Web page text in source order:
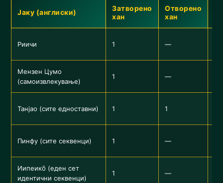
Јаку (англиски)
Затворено
хан
Отворено
хан
Риичи 1 —
Мензен Цумо
(самоизвлекување)
1 —
Танјао (сите едноставни) 1 1
Пинфу (сите секвенци) 1 —
Иипеикō (еден сет
идентични секвенци)
1 —